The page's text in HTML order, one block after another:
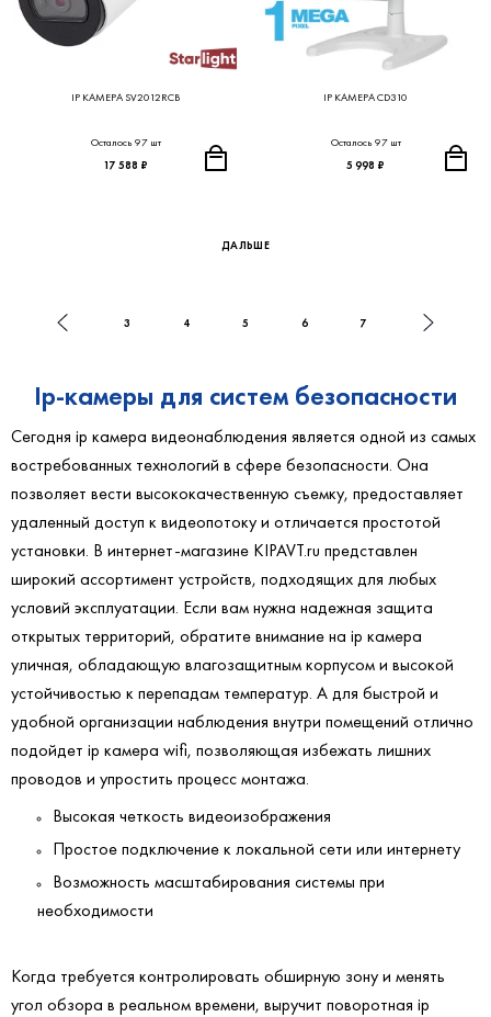
IP КАМЕРА SV2012RCB
Осталось 97 шт
17 588 ₽
IP КАМЕРА CD310
Осталось 97 шт
5 998 ₽
ДАЛЬШЕ
3 4 5 6 7
Ip-камеры для систем безопасности
Сегодня ip камера видеонаблюдения является одной из самых
востребованных технологий в сфере безопасности. Она
позволяет вести высококачественную съемку, предоставляет
удаленный доступ к видеопотоку и отличается простотой
установки. В интернет-магазине KIPAVT.ru представлен
широкий ассортимент устройств, подходящих для любых
условий эксплуатации. Если вам нужна надежная защита
открытых территорий, обратите внимание на ip камера
уличная, обладающую влагозащитным корпусом и высокой
устойчивостью к перепадам температур. А для быстрой и
удобной организации наблюдения внутри помещений отлично
подойдет ip камера wifi, позволяющая избежать лишних
проводов и упростить процесс монтажа.
Высокая четкость видеоизображения
Простое подключение к локальной сети или интернету
Возможность масштабирования системы при
необходимости
Когда требуется контролировать обширную зону и менять
угол обзора в реальном времени, выручит поворотная ip